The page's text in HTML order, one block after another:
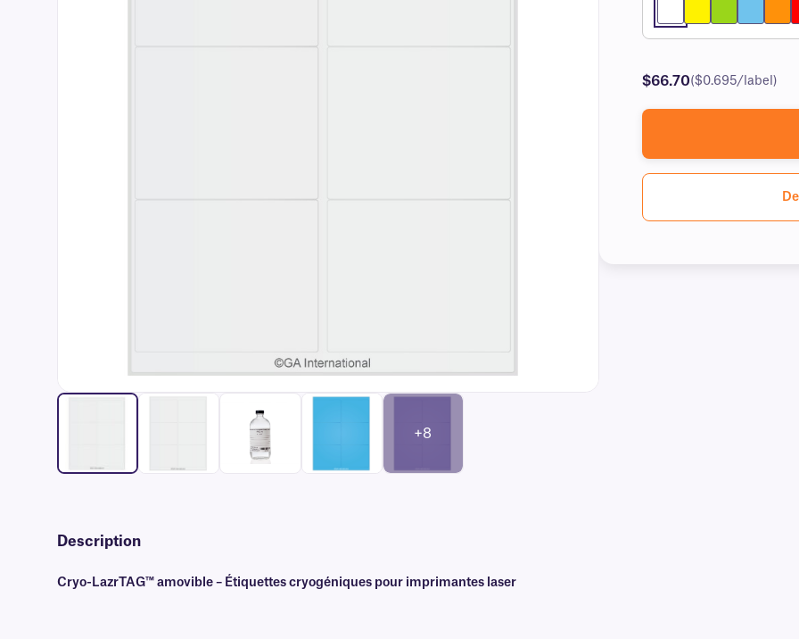
+8
$66.70($0.695/label)
Description
Cryo-LazrTAG™ amovible – Étiquettes cryogéniques pour imprimantes laser